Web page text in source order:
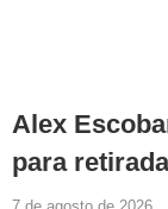
Alex
para